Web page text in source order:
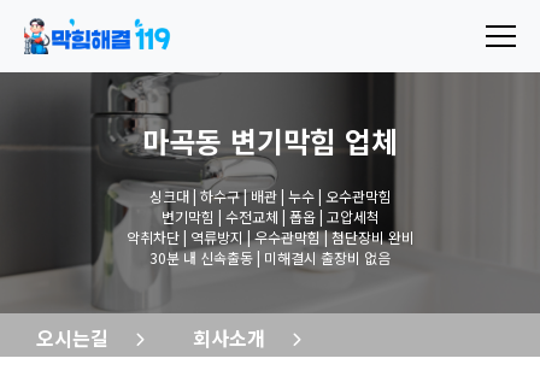
마곡동 변기막힘 업체
싱크대 | 하수구 | 배관 | 누수 | 오수관막힘
변기막힘 | 수전교체 | 폽옵 | 고압세척
악취차단 | 역류방지 | 우수관막힘 | 첨단장비 완비
30분 내 신속출동 | 미해결시 출장비 없음
오시는길 회사소개